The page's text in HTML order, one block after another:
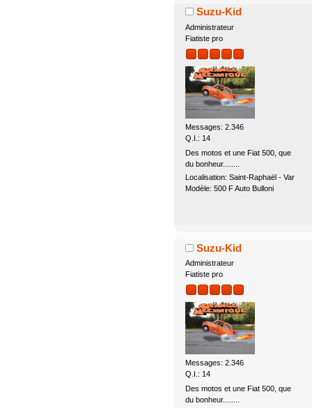
Suzu-Kid
Administrateur
Fiatiste pro
Messages: 2.346
Q.I.: 14
Des motos et une Fiat 500, que
du bonheur........
Localisation: Saint-Raphaël - Var
Modèle: 500 F Auto Bulloni
Suzu-Kid
Administrateur
Fiatiste pro
Messages: 2.346
Q.I.: 14
Des motos et une Fiat 500, que
du bonheur........